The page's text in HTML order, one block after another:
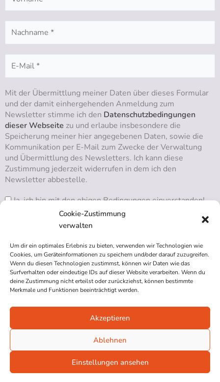
Cookie-Zustimmung
verwalten
Um dir ein optimales Erlebnis zu bieten, verwenden wir Technologien wie
Cookies, um Geräteinformationen zu speichern und/oder darauf zuzugreifen.
Wenn du diesen Technologien zustimmst, können wir Daten wie das
Surfverhalten oder eindeutige IDs auf dieser Website verarbeiten. Wenn du
deine Zustimmung nicht erteilst oder zurückziehst, können bestimmte
Merkmale und Funktionen beeinträchtigt werden.
Akzeptieren
Ablehnen
Einstellungen ansehen
Mit der Übermittlung meiner Daten über dieses Formular
und der damit einhergehenden Anmeldung zum
Newsletter stimme ich den Datenschutzbedingungen
dieser Webseite zu und erlaube insbesondere die
Speicherung meiner hier angegebenen Daten, sowie die
Kommunikation per E-Mail zum Zwecke der Verwaltung
und Übermittlung des Newsletters. Ich kann diese
Zustimmung jederzeit widerrufen in dem ich den
Newsletter abbestelle.
Ja, ich bin mit den obigen Bedingungen einverstanden!
RSS ABONNIEREN
Cookie-Richtlinie (EU)